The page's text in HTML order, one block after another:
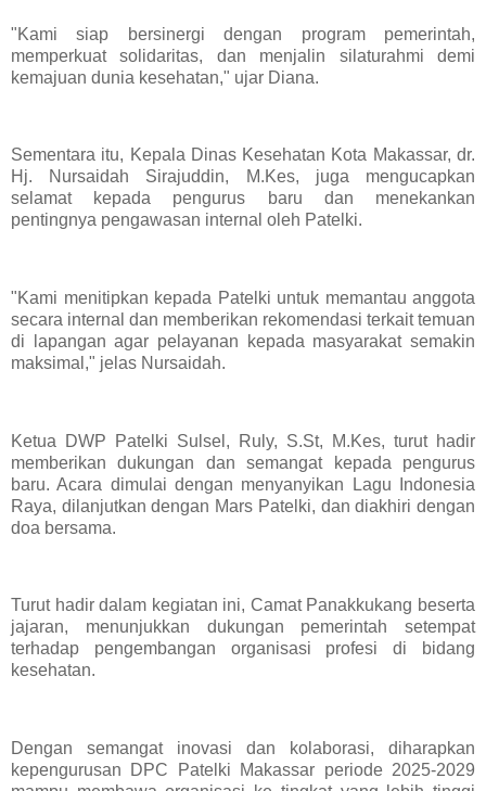
"Kami siap bersinergi dengan program pemerintah,
memperkuat solidaritas, dan menjalin silaturahmi demi
kemajuan dunia kesehatan," ujar Diana.
Sementara itu, Kepala Dinas Kesehatan Kota Makassar, dr.
Hj. Nursaidah Sirajuddin, M.Kes, juga mengucapkan
selamat kepada pengurus baru dan menekankan
pentingnya pengawasan internal oleh Patelki.
"Kami menitipkan kepada Patelki untuk memantau anggota
secara internal dan memberikan rekomendasi terkait temuan
di lapangan agar pelayanan kepada masyarakat semakin
maksimal," jelas Nursaidah.
Ketua DWP Patelki Sulsel, Ruly, S.St, M.Kes, turut hadir
memberikan dukungan dan semangat kepada pengurus
baru. Acara dimulai dengan menyanyikan Lagu Indonesia
Raya, dilanjutkan dengan Mars Patelki, dan diakhiri dengan
doa bersama.
Turut hadir dalam kegiatan ini, Camat Panakkukang beserta
jajaran, menunjukkan dukungan pemerintah setempat
terhadap pengembangan organisasi profesi di bidang
kesehatan.
Dengan semangat inovasi dan kolaborasi, diharapkan
kepengurusan DPC Patelki Makassar periode 2025-2029